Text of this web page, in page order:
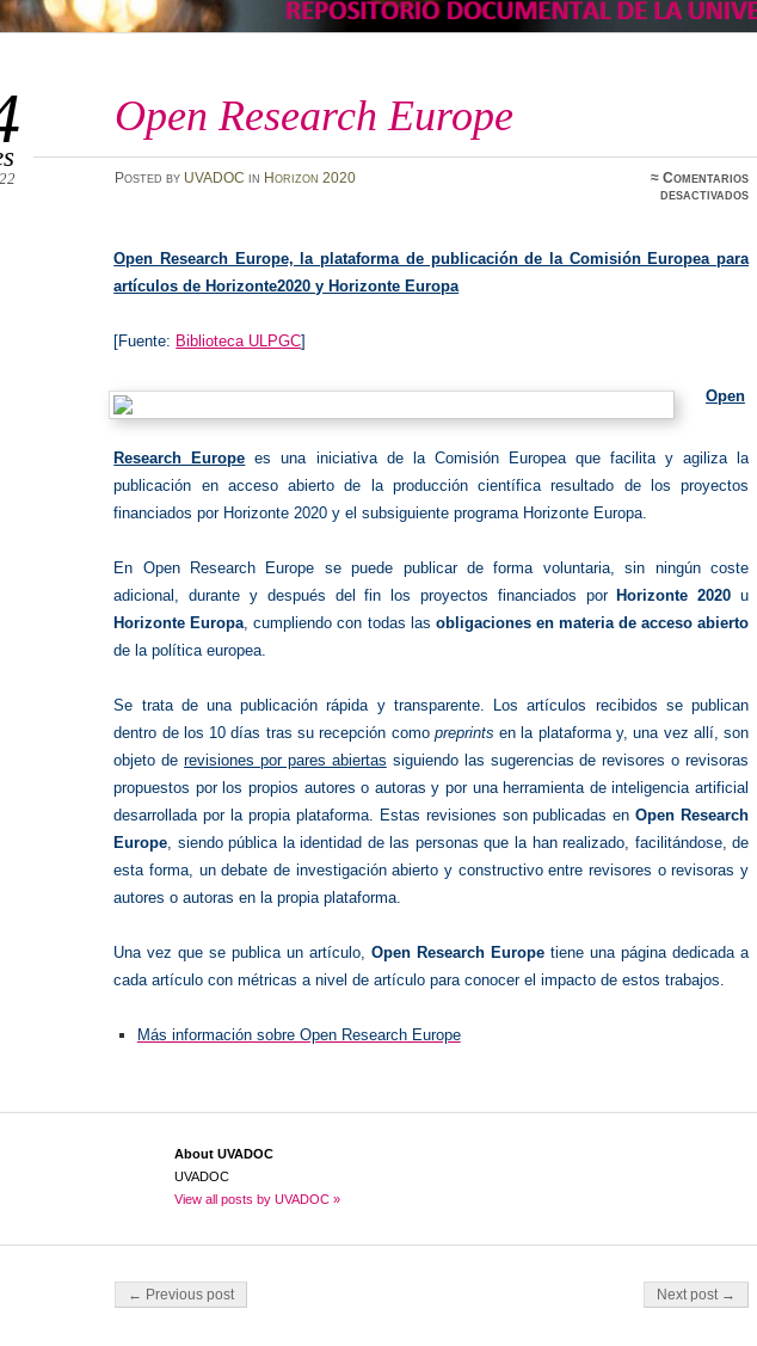
Open Research Europe
Posted by UVADOC in Horizon 2020 ≈Comentarios
desactivadosen
Open Research Europe, la plataforma de publicación de la Comisión Europea para
artículos de Horizonte2020 y Horizonte Europa
[Fuente: Biblioteca ULPGC]
Open
Research Europe es una iniciativa de la Comisión Europea que facilita y agiliza la
publicación en acceso abierto de la producción científica resultado de los proyectos
financiados por Horizonte 2020 y el subsiguiente programa Horizonte Europa.
En Open Research Europe se puede publicar de forma voluntaria, sin ningún coste
adicional, durante y después del fin los proyectos financiados por Horizonte 2020 u
Horizonte Europa, cumpliendo con todas las obligaciones en materia de acceso abierto
de la política europea.
Se trata de una publicación rápida y transparente. Los artículos recibidos se publican
dentro de los 10 días tras su recepción como preprints en la plataforma y, una vez allí, son
objeto derevisiones por pares abiertas siguiendo las sugerencias de revisores o revisoras
propuestos por los propios autores o autoras y por una herramienta de inteligencia artificial
desarrollada por la propia plataforma. Estas revisiones son publicadas enOpen Research
Europe, siendo pública la identidad de las personas que la han realizado, facilitándose, de
esta forma, un debate de investigación abierto y constructivo entre revisores o revisoras y
autores o autoras en la propia plataforma.
Una vez que se publica un artículo,Open Research Europe tiene una página dedicada a
cada artículo con métricas a nivel de artículo para conocer el impacto de estos trabajos.
Más información sobre Open Research Europe
About UVADOC
UVADOC
View all posts by UVADOC »
Post navigation
← Previous post Next post →